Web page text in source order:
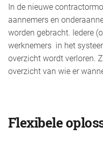
In de nieuwe
aannemers en
worden gebracht. Iedere
werknemers in het
overzicht wordt verloren.
overzicht van wie er
Flexibele